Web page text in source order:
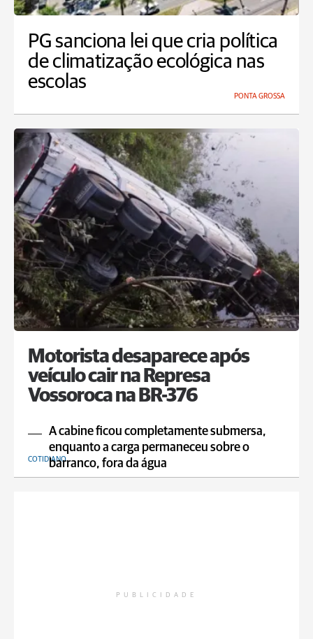
PG sanciona lei que cria política
de climatização ecológica nas
escolas
PONTA GROSSA
Motorista desaparece após
veículo cair na Represa
Vossoroca na BR-376
A cabine ficou completamente submersa,
enquanto a carga permaneceu sobre o
barranco, fora da água
COTIDIANO
PUBLICIDADE